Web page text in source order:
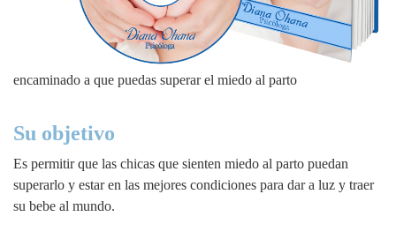
encaminado a que puedas superar el miedo al parto
Su objetivo
Es permitir que las chicas que sienten miedo al parto puedan
superarlo y estar en las mejores condiciones para dar a luz y traer
su bebe al mundo.